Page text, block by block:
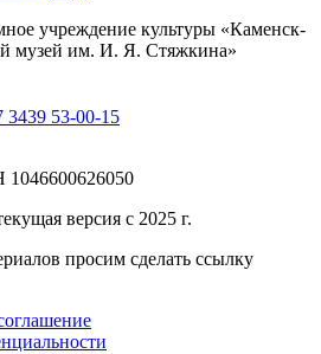
учреждение культуры «Каменск-
музей им. И. Я. Стяжкина»
3439 53-00-15
версия с 2025 г.
просим сделать ссылку